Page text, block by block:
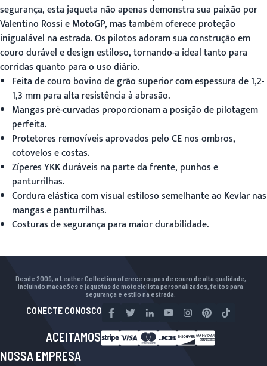
segurança, esta jaqueta não apenas demonstra sua paixão por
Valentino Rossi e MotoGP, mas também oferece proteção
inigualável na estrada. Os pilotos adoram sua construção em
couro durável e design estiloso, tornando-a ideal tanto para
corridas quanto para o uso diário.
Feita de couro bovino de grão superior com espessura de 1,2-
1,3 mm para alta resistência à abrasão.
Mangas pré-curvadas proporcionam a posição de pilotagem
perfeita.
Protetores removíveis aprovados pelo CE nos ombros,
cotovelos e costas.
Zíperes YKK duráveis na parte da frente, punhos e
panturrilhas.
Cordura elástica com visual estiloso semelhante ao Kevlar nas
mangas e panturrilhas.
Costuras de segurança para maior durabilidade.
Desde 2009, a Leather Collection oferece roupas de couro de alta qualidade,
incluindo macacões e jaquetas de motociclista personalizados, feitos para
segurança e estilo na estrada.
CONECTE CONOSCO
ACEITAMOS
NOSSA EMPRESA